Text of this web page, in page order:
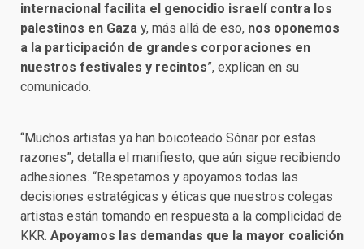
internacional facilita el genocidio israelí contra los
palestinos en Gaza y, más allá de eso, nos oponemos
a la participación de grandes corporaciones en
nuestros festivales y recintos”, explican en su
comunicado.
“Muchos artistas ya han boicoteado Sónar por estas
razones”, detalla el manifiesto, que aún sigue recibiendo
adhesiones. “Respetamos y apoyamos todas las
decisiones estratégicas y éticas que nuestros colegas
artistas están tomando en respuesta a la complicidad de
KKR. Apoyamos las demandas que la mayor coalición